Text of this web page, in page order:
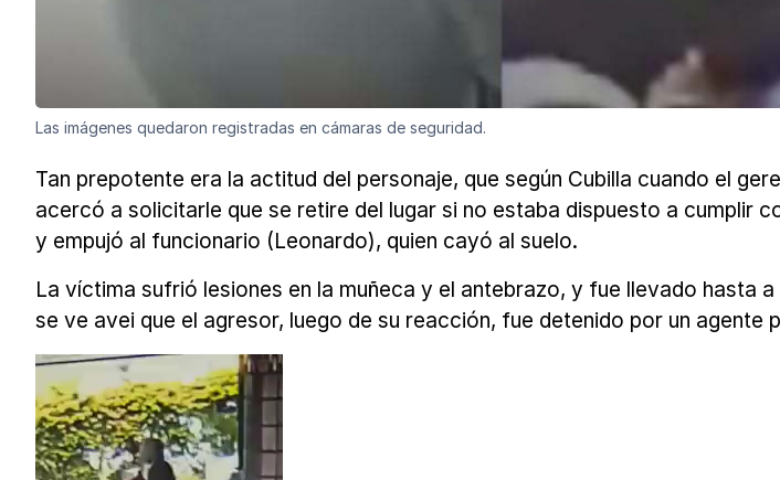
Las imágenes quedaron registradas en cámaras de seguridad.
Tan prepotente era la actitud del personaje, que según Cubilla cuando el
acercó a solicitarle que se retire del lugar si no estaba dispuesto a cumplir
y empujó al funcionario (Leonardo), quien cayó al suelo.
La víctima sufrió lesiones en la muñeca y el antebrazo, y fue llevado hasta
se ve avei que el agresor, luego de su reacción, fue detenido por un